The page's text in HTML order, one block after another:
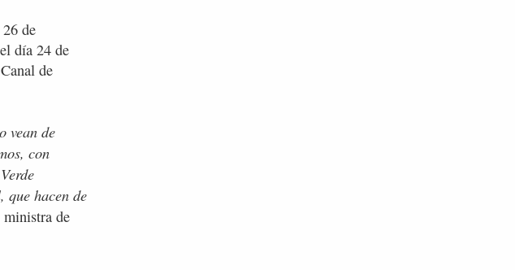
de
día 24 de
de
vean de
con
que hacen de
ministra de